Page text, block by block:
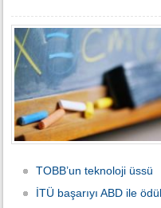
TOBB’un teknoloji üssü
İTÜ başarıyı ABD ile